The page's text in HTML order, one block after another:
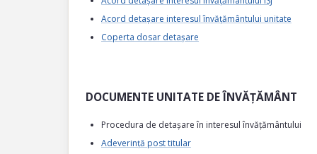
Acord detașare interesul învățământului unitate
Coperta dosar detașare
DOCUMENTE UNITATE DE ÎNVĂȚĂMÂNT
Procedura de detașare în interesul învățământului
Adeverință post titular